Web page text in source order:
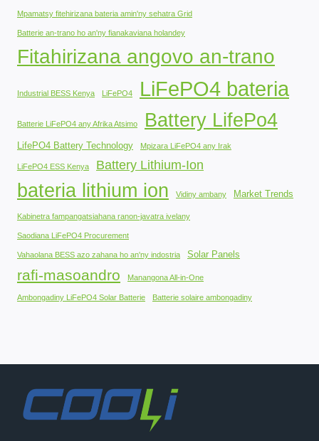
Mpamatsy fitehirizana bateria amin'ny sehatra Grid
Batterie an-trano ho an'ny fianakaviana holandey
Fitahirizana angovo an-trano
Industrial BESS Kenya LiFePO4 LiFePO4 bateria
Batterie LiFePO4 any Afrika Atsimo Battery LifePo4
LifePO4 Battery Technology Mpizara LiFePO4 any Irak
LiFePO4 ESS Kenya Battery Lithium-Ion
bateria lithium ion Vidiny ambany Market Trends
Kabinetra fampangatsiahana ranon-javatra ivelany
Saodiana LiFePO4 Procurement
Vahaolana BESS azo zahana ho an'ny indostria Solar Panels
rafi-masoandro Manangona All-in-One
Ambongadiny LiFePO4 Solar Batterie Batterie solaire ambongadiny